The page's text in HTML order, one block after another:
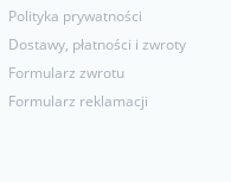
Polityka prywatności
Dostawy, płatności i zwroty
Formularz zwrotu
Formularz reklamacji